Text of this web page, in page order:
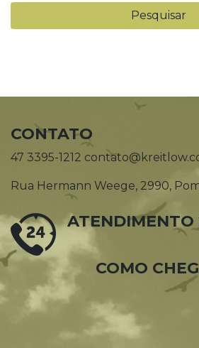
CONTATO
47 3395-1212
Rua Hermann Weege, 2990,
ATENDIMENTO
COMO